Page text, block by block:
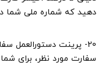
دهید که شماره ملی شما
20- پرینت
سفارت مورد نظر، برای